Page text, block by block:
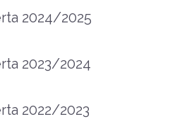
2024/2025
2023/2024
2022/2023